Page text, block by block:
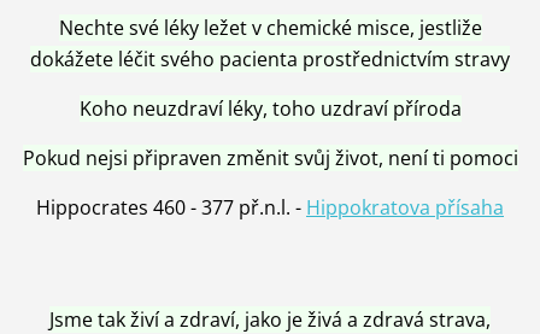
Nechte své léky ležet v chemické misce, jestliže
dokážete léčit svého pacienta prostřednictvím stravy
Koho neuzdraví léky, toho uzdraví příroda
Pokud nejsi připraven změnit svůj život, není ti pomoci
Hippocrates 460 - 377 př.n.l. - Hippokratova přísaha
Jsme tak živí a zdraví, jako je živá a zdravá strava,